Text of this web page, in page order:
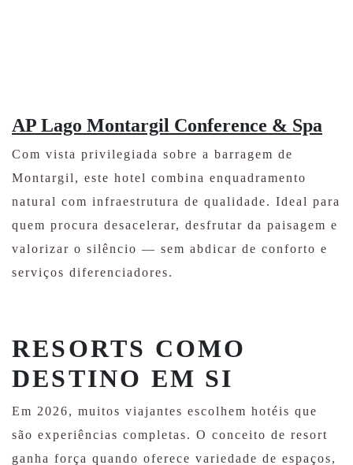
AP Lago Montargil Conference & Spa
Com vista privilegiada sobre a barragem de
Montargil, este hotel combina enquadramento
natural com infraestrutura de qualidade. Ideal para
quem procura desacelerar, desfrutar da paisagem e
valorizar o silêncio — sem abdicar de conforto e
serviços diferenciadores.
RESORTS COMO
DESTINO EM SI
Em 2026, muitos viajantes escolhem hotéis que
são experiências completas. O conceito de resort
ganha força quando oferece variedade de espaços,